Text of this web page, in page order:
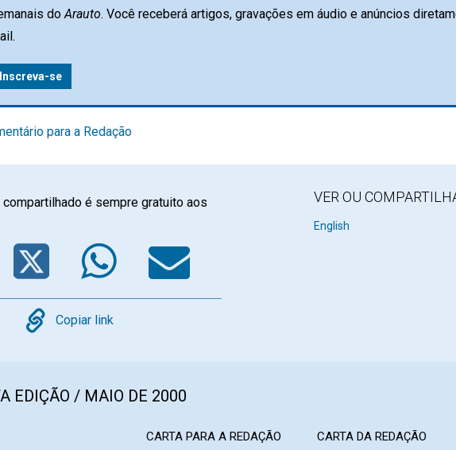
do Arauto. Você receberá artigos, gravações em áudio e anúncios
Inscreva-se
para a Redação
é sempre gratuito aos
TwitterWhatsApp
Email
Copy
Copiar link
VER OU
English
EDIÇÃO / MAIO DE 2000
CARTA PARA A REDAÇÃO CARTA DA REDAÇÃO